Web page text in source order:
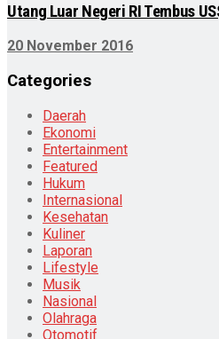
Utang Luar Negeri RI Tembus
20 November 2016
Categories
Daerah
Ekonomi
Entertainment
Featured
Hukum
Internasional
Kesehatan
Kuliner
Laporan
Lifestyle
Musik
Nasional
Olahraga
Otomotif